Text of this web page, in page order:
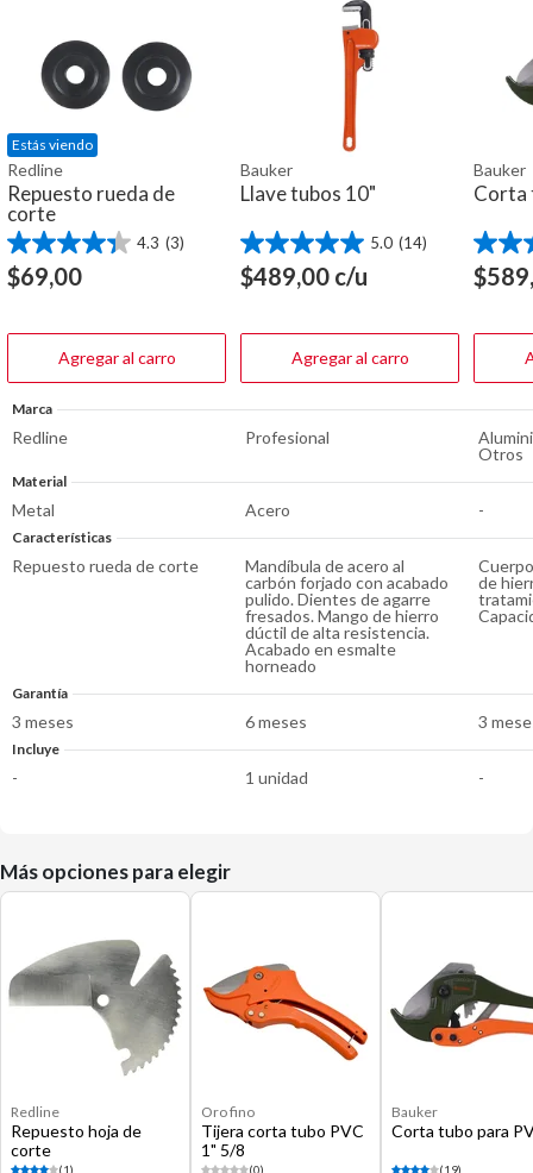
Estás viendo
Redline
Repuesto rueda de
corte
4.3 (3)
4.3
de
5
$69,00
Agregar al carro
Bauker
Llave tubos 10"
5.0 (14)
5.0
de
5
$489,00 c/u
Agregar al carro
Bauker
Corta
4.4
de
5
$
Marca
Redline Profesional
Otros
Material
Metal Acero -
Características
Repuesto rueda de corte
Mandíbula de acero al
carbón forjado con acabado
pulido. Dientes de agarre
fresados. Mango de hierro
dúctil de alta resistencia.
Acabado en esmalte
horneado
de
Garantía
3 meses 6 meses 3
Incluye
- 1 unidad -
Más opciones para elegir
Redline
Repuesto hoja de
corte
(1)
Oro fino
Tijera corta tubo PVC
1" 5/8
(0)
Bauker
Corta tubo para
(19)